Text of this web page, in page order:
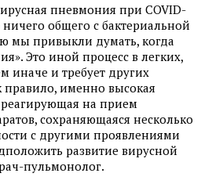
пневмония при COVID-
общего с бактериальной
мы привыкли думать, когда
Это иной процесс в легких,
иначе и требует других
именно высокая
реагирующая на прием
сохраняющаяся несколько
с другими проявлениями
развитие вирусной
пульмонолог.